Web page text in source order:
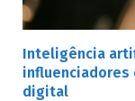
Inteligência
influenciadores
digital